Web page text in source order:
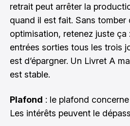
retrait peut arrêter la
quand il est fait. Sans tomber
optimisation, retenez juste ça
entrées sorties tous les trois
est d’épargner. Un Livret A
est stable.
Plafond : le plafond
Les intérêts peuvent le